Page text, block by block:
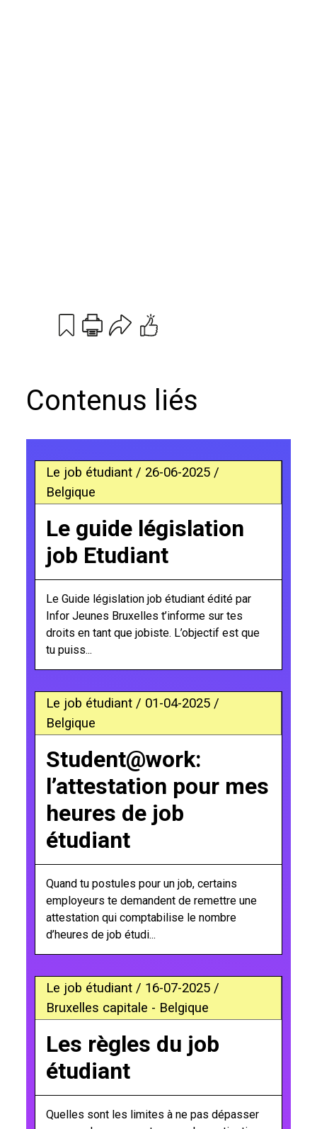
PrintEmail
Contenus liés
Le job étudiant / 26-06-2025 /
Belgique
Le guide législation
job Etudiant
Le Guide législation job étudiant édité par
Infor Jeunes Bruxelles t’informe sur tes
droits en tant que jobiste. L’objectif est que
tu puiss...
Le job étudiant / 01-04-2025 /
Belgique
Student@work:
l’attestation pour mes
heures de job
étudiant
Quand tu postules pour un job, certains
employeurs te demandent de remettre une
attestation qui comptabilise le nombre
d’heures de job étudi...
Le job étudiant / 16-07-2025 /
Bruxelles capitale - Belgique
Les règles du job
étudiant
Quelles sont les limites à ne pas dépasser